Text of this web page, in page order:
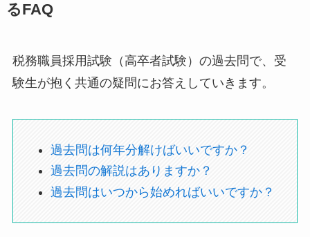
るFAQ
税務職員採用試験（高卒者試験）の過去問で、受
験生が抱く共通の疑問にお答えしていきます。
過去問は何年分解けばいいですか？
過去問の解説はありますか？
過去問はいつから始めればいいですか？